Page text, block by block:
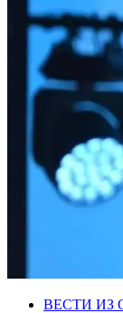
ВЕСТИ ИЗ